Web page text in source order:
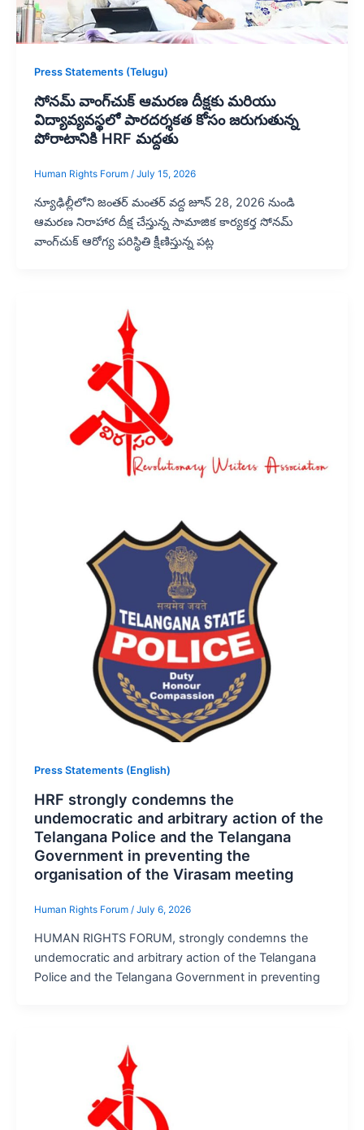
Press Statements (Telugu)
సోనమ్ వాంగ్‌చుక్ ఆమరణ దీక్షకు మరియు
విద్యావ్యవస్థలో పారదర్శకత కోసం జరుగుతున్న
పోరాటానికి HRF మద్దతు
Human Rights Forum / July 15, 2026
న్యూఢిల్లీలోని జంతర్ మంతర్ వద్ద జూన్ 28, 2026 నుండి
ఆమరణ నిరాహార దీక్ష చేస్తున్న సామాజిక కార్యకర్త సోనమ్
వాంగ్‌చుక్ ఆరోగ్య పరిస్థితి క్షీణిస్తున్న పట్ల
Press Statements (English)
HRF strongly condemns the
undemocratic and arbitrary action of the
Telangana Police and the Telangana
Government in preventing the
organisation of the Virasam meeting
Human Rights Forum / July 6, 2026
HUMAN RIGHTS FORUM, strongly condemns the
undemocratic and arbitrary action of the Telangana
Police and the Telangana Government in preventing